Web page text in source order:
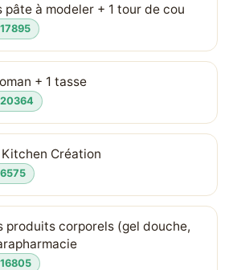
à modeler + 1 tour de cou
17895
+ 1 tasse
20364
Création
6575
produits corporels (gel douche,
16805